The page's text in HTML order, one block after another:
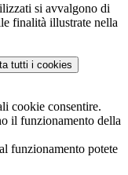
si avvalgono di
finalità illustrate nella
tutti i cookies
cookie consentire.
il funzionamento della
funzionamento potete